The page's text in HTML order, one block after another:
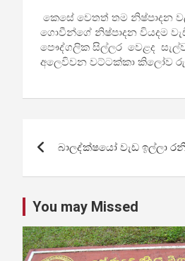
කෙසේ වෙතත් තම නිෂ්පාදන
ගොවීන්ගේ නිෂ්පාදන වියදම
පෞද්ගලික සිල්ලර වෙළද
අලෙවිවන වට්ටක්කා කිලෝව
navigation
බාලද්ක්ෂයෝ වැඩ ඉල්ලා
You may Missed